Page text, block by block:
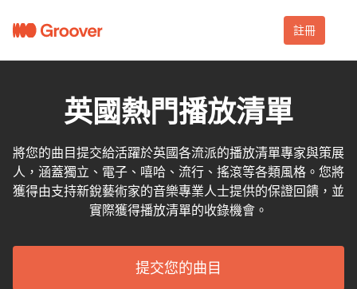
註冊
英國熱門播放清單
將您的曲目提交給活躍於英國各流派的播放清單專家與策展
人，涵蓋獨立、電子、嘻哈、流行、搖滾等各類風格。您將
獲得由支持新銳藝術家的音樂專業人士提供的保證回饋，並
實際獲得播放清單的收錄機會。
提交您的曲目